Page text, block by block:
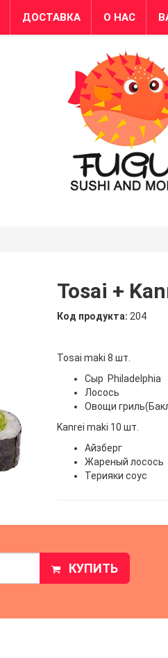
ДОСТАВКА О НАС
Tosai +
Код продукта: 204
Tosai maki 8 шт.
Сыр Philadelphia
Лосось
Овощи
Kanrei maki 10 шт.
Айзберг
Жареный лосось
Терияки соус
КУПИТЬ